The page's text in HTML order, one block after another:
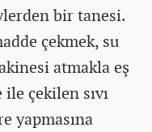
bir tanesi.
çekmek, su
atmakla eş
çekilen sıvı
yapmasına